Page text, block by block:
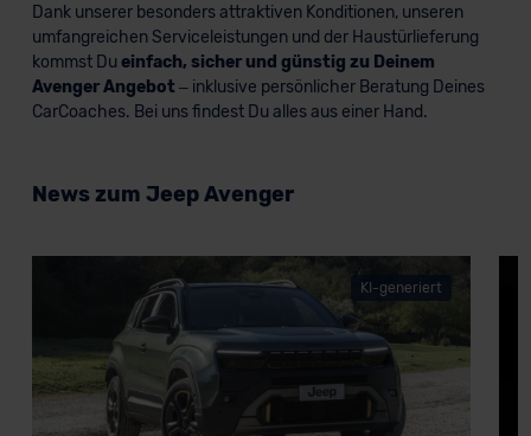
Dank unserer besonders attraktiven Konditionen, unseren
umfangreichen Serviceleistungen und der Haustürlieferung
kommst Du einfach, sicher und günstig zu Deinem
Avenger Angebot – inklusive persönlicher Beratung Deines
CarCoaches. Bei uns findest Du alles aus einer Hand.
News zum Jeep Avenger
KI-generiert